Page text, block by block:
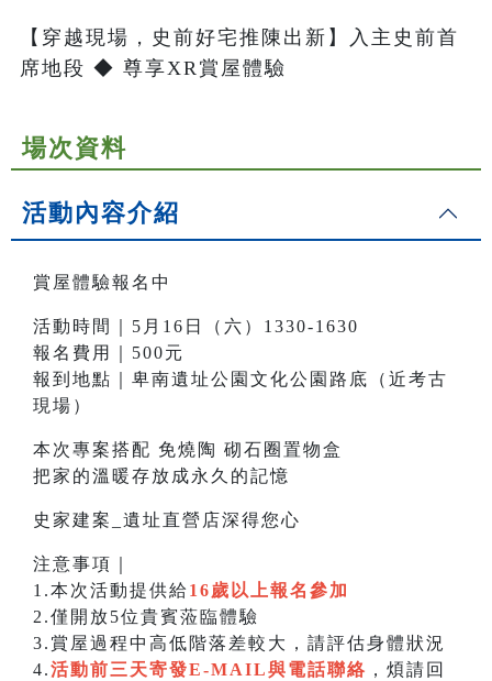
【穿越現場，史前好宅推陳出新】入主史前首
席地段 ◆ 尊享XR賞屋體驗
場次資料
活動內容介紹
賞屋體驗報名中
活動時間｜5月16日（六）1330-1630
報名費用｜500元
報到地點｜卑南遺址公園文化公園路底（近考古
現場）
本次專案搭配 免燒陶 砌石圈置物盒
把家的溫暖存放成永久的記憶
史家建案_遺址直營店深得您心
注意事項｜
1.本次活動提供給16歲以上報名參加
2.僅開放5位貴賓蒞臨體驗
3.賞屋過程中高低階落差較大，請評估身體狀況
4.活動前三天寄發E-MAIL與電話聯絡 ，煩請回